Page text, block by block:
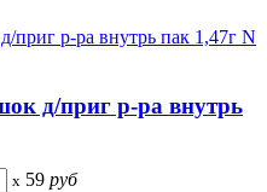
д/приг р-ра внутрь
x 59 руб